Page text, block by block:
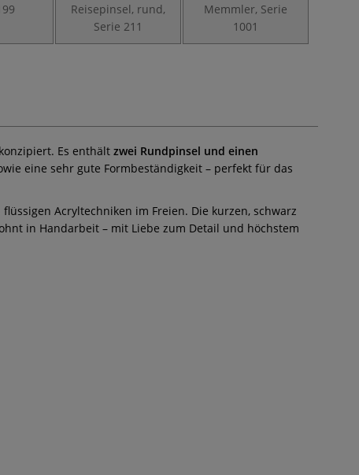
Reisepinsel, rund,
Serie 211
Memmler, Serie
1001
Es enthält zwei Rundpinsel und einen
eine sehr gute Formbeständigkeit – perfekt für das
Acryltechniken im Freien. Die kurzen, schwarz
in Handarbeit – mit Liebe zum Detail und höchstem